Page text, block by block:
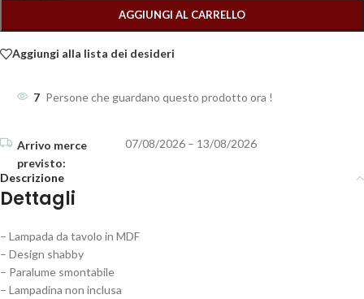
AGGIUNGI AL CARRELLO
Aggiungi alla lista dei desideri
7 Persone che guardano questo prodotto ora !
07/08/2026 – 13/08/2026
Descrizione
Dettagli
– Lampada da tavolo in MDF
– Design shabby
– Paralume smontabile
– Lampadina non inclusa